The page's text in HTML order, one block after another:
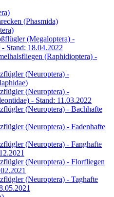
(Phasmida)
(Megaloptera) -
Stand: 18.04.2022
(Raphidioptera) -
(Neuroptera) -
(Neuroptera) -
- Stand: 11.03.2022
(Neuroptera) - Bachhafte
(Neuroptera) - Fadenhafte
(Neuroptera) - Fanghafte
(Neuroptera) - Florfliegen
(Neuroptera) - Taghafte